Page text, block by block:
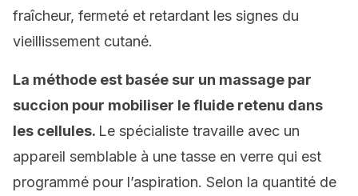
fraîcheur, fermeté et retardant les signes du
vieillissement cutané.
La méthode est basée sur un massage par
succion pour mobiliser le fluide retenu dans
les cellules. Le spécialiste travaille avec un
appareil semblable à une tasse en verre qui est
programmé pour l’aspiration. Selon la quantité de